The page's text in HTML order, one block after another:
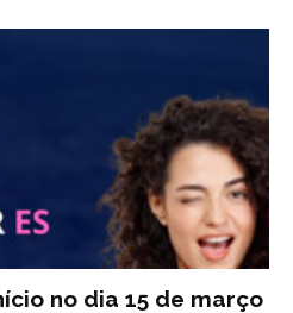
no dia 15 de março